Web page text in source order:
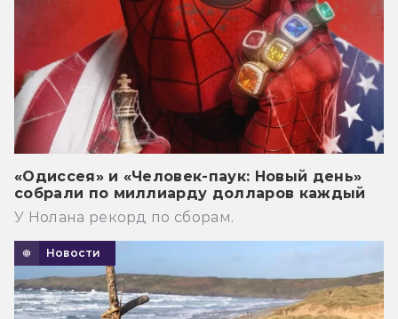
«Одиссея» и «Человек-паук: Новый день»
собрали по миллиарду долларов каждый
У Нолана рекорд по сборам.
Новости